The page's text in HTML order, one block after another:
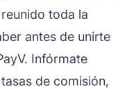
toda la
antes de unirte
Infórmate
de comisión,